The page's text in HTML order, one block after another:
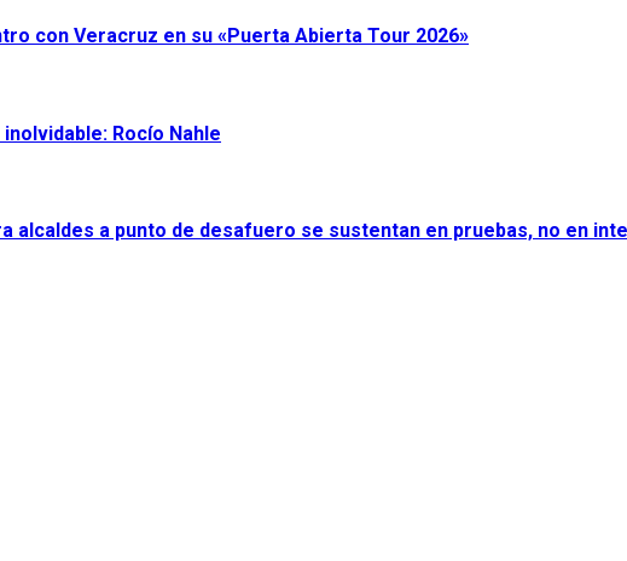
con Veracruz en su «Puerta Abierta Tour 2026»
Rocío Nahle
alcaldes a punto de desafuero se sustentan en pruebas, no en